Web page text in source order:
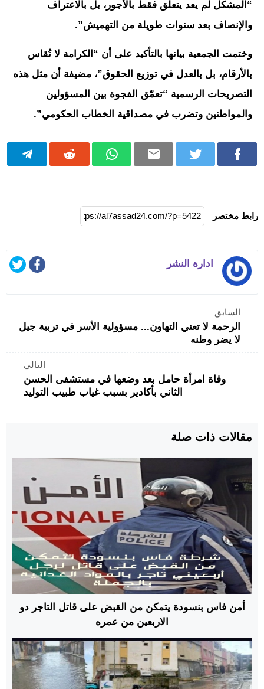
“المشكل لم يعد يتعلق فقط بالأجور، بل بالاعتراف
والإنصاف بعد سنوات طويلة من التهميش”.
وختمت الجمعية بيانها بالتأكيد على أن “الكرامة لا تُقاس
بالأرقام، بل بالعدل في توزيع الحقوق”، مضيفة أن مثل هذه
التصريحات الرسمية “تعمّق الفجوة بين المسؤولين
والمواطنين وتضرب في مصداقية الخطاب الحكومي”.
رابط مختصر
ادارة النشر
السابق
الرحمة لا تعني التهاون... مسؤولية الأسر في تربية جيل
لا يضر وطنه
التالي
وفاة امرأة حامل بعد وضعها في مستشفى الحسن
الثاني بأكادير بسبب غياب طبيب التوليد
مقالات ذات صلة
أمن فاس بنسودة يتمكن من القبض على قاتل التاجر دو
الاربعين من عمره